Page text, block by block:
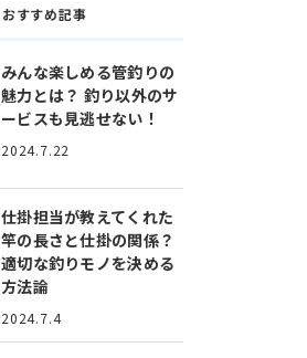
おすすめ記事
みんな楽しめる管釣りの
魅力とは？ 釣り以外のサ
ービスも見逃せない！
2024.7.22
仕掛担当が教えてくれた
竿の長さと仕掛の関係？
適切な釣りモノを決める
方法論
2024.7.4